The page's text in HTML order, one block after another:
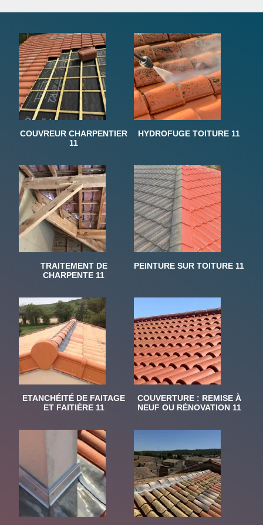
COUVREUR CHARPENTIER
11
HYDROFUGE TOITURE 11
TRAITEMENT DE
CHARPENTE 11
PEINTURE SUR TOITURE 11
ETANCHÉITÉ DE FAITAGE
ET FAITIÈRE 11
COUVERTURE : REMISE À
NEUF OU RÉNOVATION 11